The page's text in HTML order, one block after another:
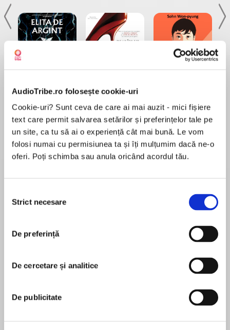
AudioTribe.ro folosește cookie-uri
Cookie-uri? Sunt ceva de care ai mai auzit - mici fișiere
text care permit salvarea setărilor și preferințelor tale pe
un site, ca tu să ai o experiență cât mai bună. Le vom
folosi numai cu permisiunea ta și îți mulțumim dacă ne-o
oferi. Poți schimba sau anula oricând acordul tău.
consimțământului
Strict necesare
De preferință
De cercetare și analitice
De publicitate
de...
Dani Francis
la...
Lauren Weisberger
Desprecarte
An unprecedented and heartfelt memoir that
love, and loss that crosses cultures and time.
Cai Chongda spent his childhood in a rural
—a former communist gang leader turned gas
station owner—has a stroke that partially
paralyzes him, his responsibilities fall to Cai, his
only son.
În acest moment nu există recenzii
Chongda Cai
Writer, media personality, and entrepreneur, Cai
Chongda was born in 1982. He grew up in the